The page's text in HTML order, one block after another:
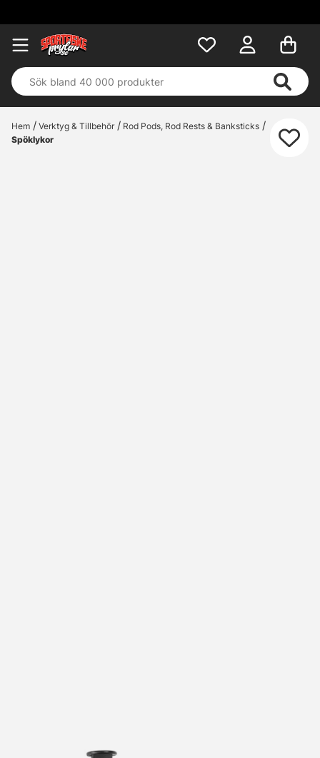
Hem Verktyg & Tillbehör
Rod Pods, Rod Rests & Banksticks
Spöklykor